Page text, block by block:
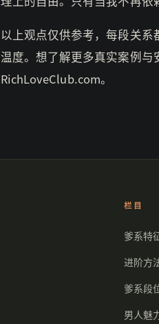
以上观点仅供参考，每段关
温度。想了解更多真实案例
RichLoveClub.com。
栏目
爹系特
进阶方
爹系段
男人魅